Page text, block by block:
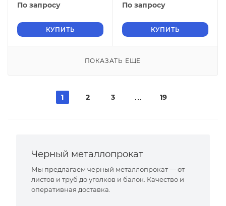
По запросу
КУПИТЬ
По запросу
КУПИТЬ
ПОКАЗАТЬ ЕЩЕ
1 2 3 19
Черный металлопрокат
Мы предлагаем черный металлопрокат — от
листов и труб до уголков и балок. Качество и
оперативная доставка.